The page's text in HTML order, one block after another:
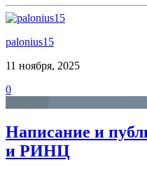
palonius15
11 ноября, 2025
0
Написание и
и РИНЦ